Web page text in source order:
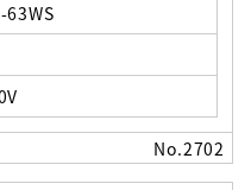
63WS
No.2702